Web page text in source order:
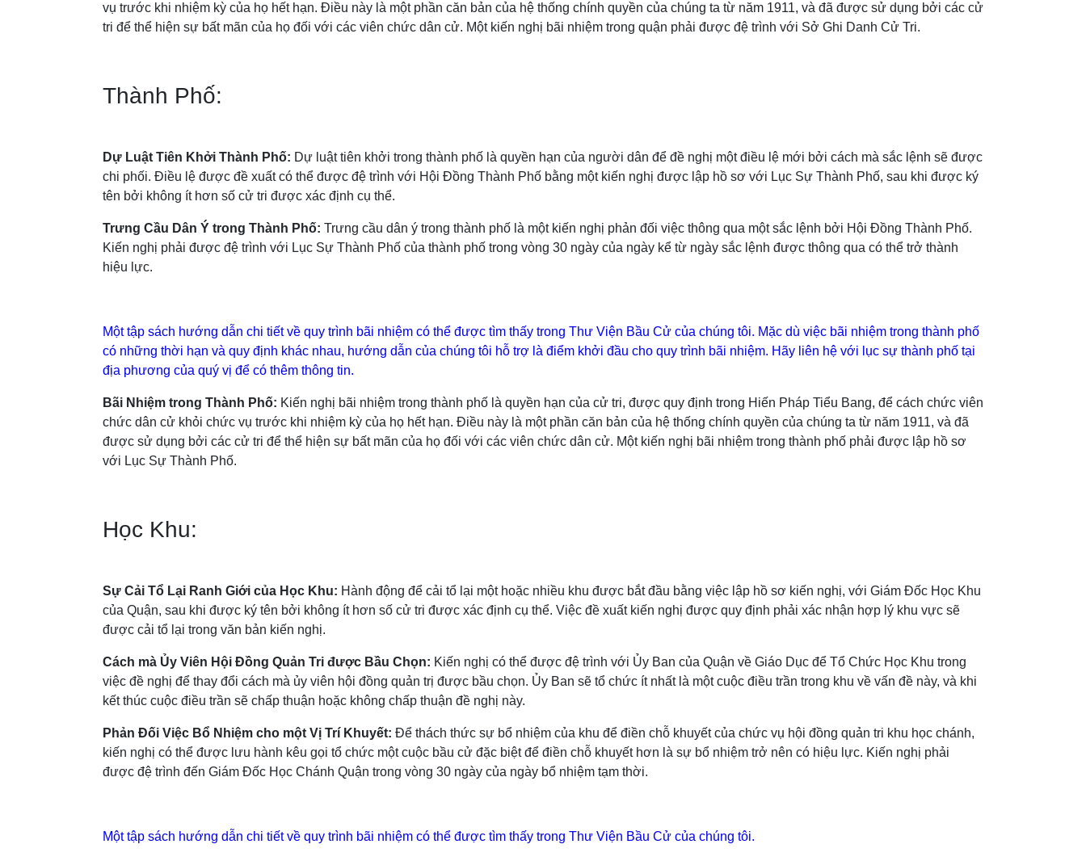
vụ trước khi nhiệm kỳ của họ hết hạn. Điều này là một phần căn bản của hệ thống chính quyền của chúng ta từ năm 1911, và đã được sử dụng bởi các cử
tri để thể hiện sự bất mãn của họ đối với các viên chức dân cử. Một kiến nghị bãi nhiệm trong quận phải được đệ trình với Sở Ghi Danh Cử Tri.
Thành Phố:
Dự Luật Tiên Khởi Thành Phố: Dự luật tiên khởi trong thành phố là quyền hạn của người dân để đề nghị một điều lệ mới bởi cách mà sắc lệnh sẽ được
chi phối. Điều lệ được đề xuất có thể được đệ trình với Hội Đồng Thành Phố bằng một kiến nghị được lập hồ sơ với Lục Sự Thành Phố, sau khi được ký
tên bởi không ít hơn số cử tri được xác định cụ thể.
Trưng Cầu Dân Ý trong Thành Phố: Trưng cầu dân ý trong thành phố là một kiến nghị phản đối việc thông qua một sắc lệnh bởi Hội Đồng Thành Phố.
Kiến nghị phải được đệ trình với Lục Sự Thành Phố của thành phố trong vòng 30 ngày của ngày kể từ ngày sắc lệnh được thông qua có thể trở thành
hiệu lực.
Một tập sách hướng dẫn chi tiết về quy trình bãi nhiệm có thể được tìm thấy trong Thư Viện Bầu Cử của chúng tôi. Mặc dù việc bãi nhiệm trong thành phố
có những thời hạn và quy định khác nhau, hướng dẫn của chúng tôi hỗ trợ là điểm khởi đầu cho quy trình bãi nhiệm. Hãy liên hệ với lục sự thành phố tại
địa phương của quý vị để có thêm thông tin.
Bãi Nhiệm trong Thành Phố: Kiến nghị bãi nhiệm trong thành phố là quyền hạn của cử tri, được quy định trong Hiến Pháp Tiểu Bang, để cách chức viên
chức dân cử khỏi chức vụ trước khi nhiệm kỳ của họ hết hạn. Điều này là một phần căn bản của hệ thống chính quyền của chúng ta từ năm 1911, và đã
được sử dụng bởi các cử tri để thể hiện sự bất mãn của họ đối với các viên chức dân cử. Một kiến nghị bãi nhiệm trong thành phố phải được lập hồ sơ
với Lục Sự Thành Phố.
Học Khu:
Sự Cải Tổ Lại Ranh Giới của Học Khu: Hành động để cải tổ lại một hoặc nhiều khu được bắt đầu bằng việc lập hồ sơ kiến nghị, với Giám Đốc Học Khu
của Quận, sau khi được ký tên bởi không ít hơn số cử tri được xác định cụ thể. Việc đề xuất kiến nghị được quy định phải xác nhận hợp lý khu vực sẽ
được cải tổ lại trong văn bản kiến nghị.
Cách mà Ủy Viên Hội Đồng Quản Tri được Bầu Chọn: Kiến nghị có thể được đệ trình với Ủy Ban của Quận về Giáo Dục để Tổ Chức Học Khu trong
việc đề nghị để thay đổi cách mà ủy viên hội đồng quản trị được bầu chọn. Ủy Ban sẽ tổ chức ít nhất là một cuộc điều trần trong khu về vấn đề này, và khi
kết thúc cuộc điều trần sẽ chấp thuận hoặc không chấp thuận đề nghị này.
Phản Đối Việc Bổ Nhiệm cho một Vị Trí Khuyết: Để thách thức sự bổ nhiệm của khu để điền chỗ khuyết của chức vụ hội đồng quản tri khu học chánh,
kiến nghị có thể được lưu hành kêu gọi tổ chức một cuộc bầu cử đặc biệt để điền chỗ khuyết hơn là sự bổ nhiệm trở nên có hiệu lực. Kiến nghị phải
được đệ trình đến Giám Đốc Học Chánh Quận trong vòng 30 ngày của ngày bổ nhiệm tạm thời.
Một tập sách hướng dẫn chi tiết về quy trình bãi nhiệm có thể được tìm thấy trong Thư Viện Bầu Cử của chúng tôi.